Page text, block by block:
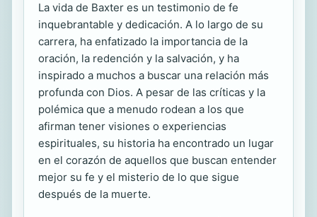
La vida de Baxter es un testimonio de fe
inquebrantable y dedicación. A lo largo de su
carrera, ha enfatizado la importancia de la
oración, la redención y la salvación, y ha
inspirado a muchos a buscar una relación más
profunda con Dios. A pesar de las críticas y la
polémica que a menudo rodean a los que
afirman tener visiones o experiencias
espirituales, su historia ha encontrado un lugar
en el corazón de aquellos que buscan entender
mejor su fe y el misterio de lo que sigue
después de la muerte.